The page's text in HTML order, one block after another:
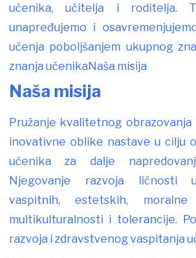
učenika, učitelja i roditelja.
unapređujemo i
učenja poboljšanjem ukupnog
znanja učenikaNaša misija
Naša misija
Pružanje kvalitetnog
inovativne oblike nastave u cilju
učenika za dalje
Njegovanje razvoja ličnosti
vaspitnih, estetskih,
multikulturalnosti i tolerancije.
razvoja i zdravstvenog vaspitanja